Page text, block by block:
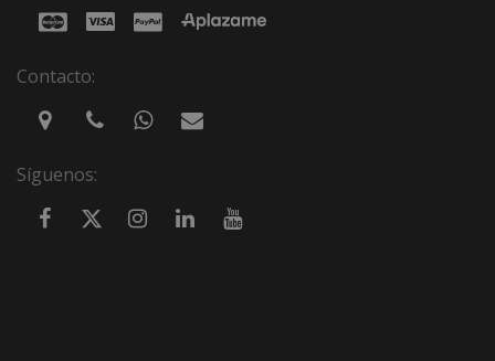
Contacto:
Síguenos: